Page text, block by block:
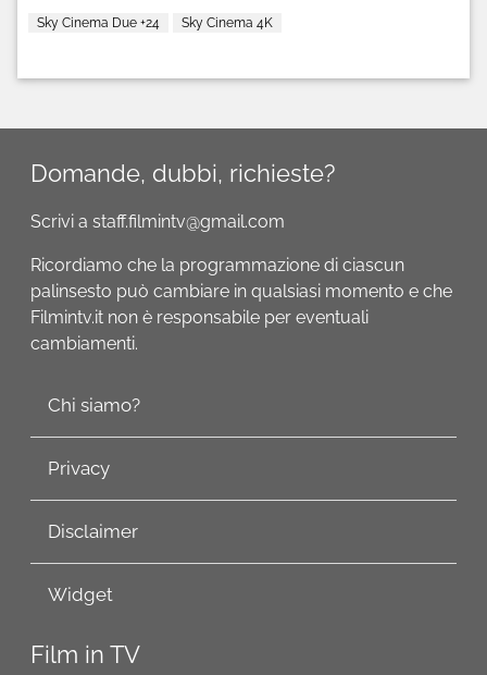
Sky Cinema Due +24 Sky Cinema 4K
Domande, dubbi, richieste?
Scrivi a staff.filmintv@gmail.com
Ricordiamo che la programmazione di ciascun
palinsesto può cambiare in qualsiasi momento e che
Filmintv.it non è responsabile per eventuali
cambiamenti.
Chi siamo?
Privacy
Disclaimer
Widget
Film in TV